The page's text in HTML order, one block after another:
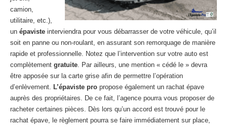
camion,
utilitaire, etc.),
un épaviste interviendra pour vous débarrasser de votre véhicule, qu’il
soit en panne ou non-roulant, en assurant son remorquage de manière
rapide et professionnelle. Notez que l’intervention sur votre auto est
complètement gratuite. Par ailleurs, une mention « cédé le » devra
être apposée sur la carte grise afin de permettre l’opération
d’enlèvement. L’épaviste pro propose également un rachat épave
auprès des propriétaires. De ce fait, l’agence pourra vous proposer de
racheter certaines pièces. Dès lors qu’un accord est trouvé pour le
rachat épave, le règlement pourra se faire immédiatement sur place,